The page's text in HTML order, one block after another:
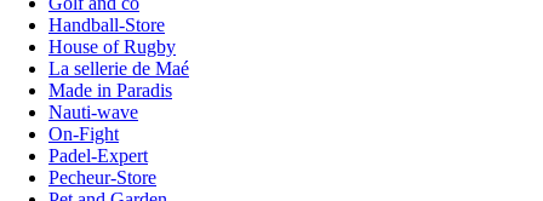
Handball-Store
House of Rugby
La sellerie de Maé
Made in Paradis
Nauti-wave
On-Fight
Padel-Expert
Pecheur-Store